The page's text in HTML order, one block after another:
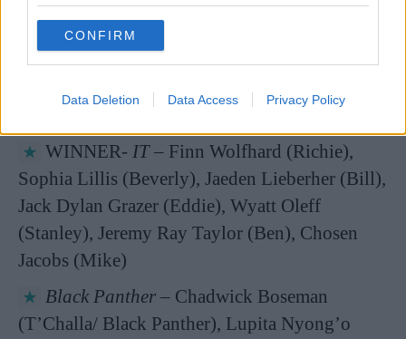
use your data for below specified purposes in below Google
consent section.
CONFIRM
Data Deletion Data Access Privacy Policy
Cristin Milioti (Nanette Cole) –
Mirror
BEST ON-SCREEN TEAM
WINNER- IT– Finn Wolfhard (Richie),
Sophia Lillis (Beverly), Jaeden Lieberher (Bill),
Jack Dylan Grazer (Eddie), Wyatt Oleff
(Stanley), Jeremy Ray Taylor (Ben), Chosen
Jacobs (Mike)
Black Panther – Chadwick Boseman
(T’Challa/ Black Panther), Lupita Nyong’o